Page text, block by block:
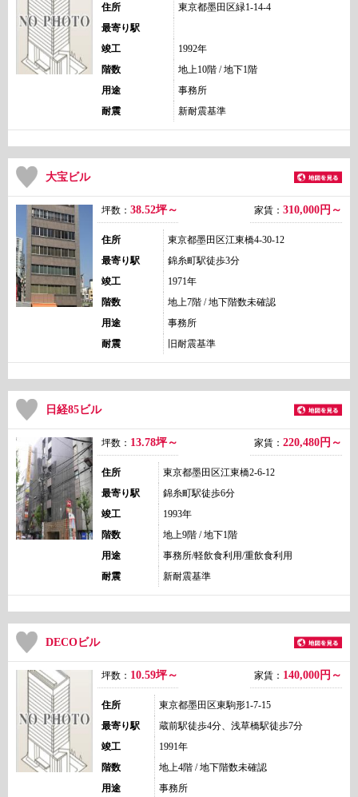
住所
東京都墨田区緑1-14-4
最寄り駅
竣工
1992年
階数
地上10階 / 地下1階
用途
事務所
耐震
新耐震基準
大宝ビル
坪数： 38.52坪～ 家賃： 310,000 円～
住所
東京都墨田区江東橋4-30-12
最寄り駅
錦糸町駅徒歩3分
竣工
1971年
階数
地上7階 / 地下階数未確認
用途
事務所
耐震
旧耐震基準
日経85ビル
坪数： 13.78坪～ 家賃： 220,480 円～
住所
東京都墨田区江東橋2-6-12
最寄り駅
錦糸町駅徒歩6分
竣工
1993年
階数
地上9階 / 地下1階
用途
事務所/軽飲食利用/重飲食利用
耐震
新耐震基準
DECOビル
坪数： 10.59坪～ 家賃： 140,000 円～
住所
東京都墨田区東駒形1-7-15
最寄り駅
蔵前駅徒歩4分、浅草橋駅徒歩7分
竣工
1991年
階数
地上4階 / 地下階数未確認
用途
事務所